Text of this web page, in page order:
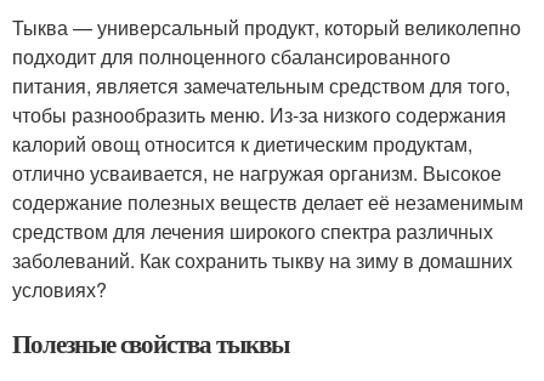
Тыква — универсальный продукт, который великолепно
подходит для полноценного сбалансированного
питания, является замечательным средством для того,
чтобы разнообразить меню. Из-за низкого содержания
калорий овощ относится к диетическим продуктам,
отлично усваивается, не нагружая организм. Высокое
содержание полезных веществ делает её незаменимым
средством для лечения широкого спектра различных
заболеваний. Как сохранить тыкву на зиму в домашних
условиях?
Полезные свойства тыквы